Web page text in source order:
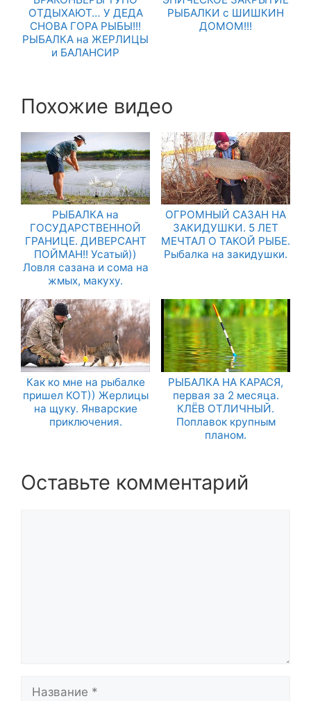
ОТДЫХАЮТ… У ДЕДА
СНОВА ГОРА РЫБЫ!!!
РЫБАЛКА на ЖЕРЛИЦЫ
и БАЛАНСИР
РЫБАЛКИ с ШИШКИН
ДОМОМ!!!
Похожие видео
РЫБАЛКА на
ГОСУДАРСТВЕННОЙ
ГРАНИЦЕ. ДИВЕРСАНТ
ПОЙМАН!! Усатый))
Ловля сазана и сома на
жмых, макуху.
ОГРОМНЫЙ САЗАН НА
ЗАКИДУШКИ. 5 ЛЕТ
МЕЧТАЛ О ТАКОЙ РЫБЕ.
Рыбалка на закидушки.
Как ко мне на рыбалке
пришел КОТ)) Жерлицы
на щуку. Январские
приключения.
РЫБАЛКА НА КАРАСЯ,
первая за 2 месяца.
КЛЁВ ОТЛИЧНЫЙ.
Поплавок крупным
планом.
Оставьте комментарий
Название